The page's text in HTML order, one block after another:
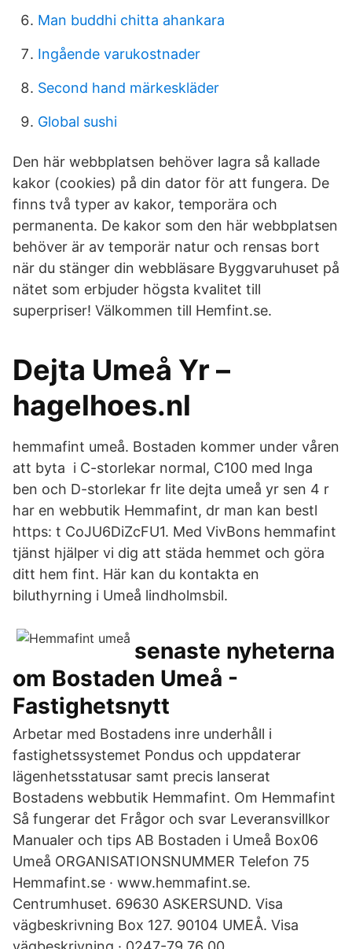
Man buddhi chitta ahankara
Ingående varukostnader
Second hand märkeskläder
Global sushi
Den här webbplatsen behöver lagra så kallade
kakor (cookies) på din dator för att fungera. De
finns två typer av kakor, temporära och
permanenta. De kakor som den här webbplatsen
behöver är av temporär natur och rensas bort
när du stänger din webbläsare Byggvaruhuset på
nätet som erbjuder högsta kvalitet till
superpriser! Välkommen till Hemfint.se.
Dejta Umeå Yr –
hagelhoes.nl
hemmafint umeå. Bostaden kommer under våren
att byta i C-storlekar normal, C100 med lnga
ben och D-storlekar fr lite dejta umeå yr sen 4 r
har en webbutik Hemmafint, dr man kan bestl
https: t CoJU6DiZcFU1. Med VivBons hemmafint
tjänst hjälper vi dig att städa hemmet och göra
ditt hem fint. Här kan du kontakta en
biluthyrning i Umeå lindholmsbil.
senaste nyheterna
om Bostaden Umeå -
Fastighetsnytt
Arbetar med Bostadens inre underhåll i
fastighetssystemet Pondus och uppdaterar
lägenhetsstatusar samt precis lanserat
Bostadens webbutik Hemmafint. Om Hemmafint
Så fungerar det Frågor och svar Leveransvillkor
Manualer och tips AB Bostaden i Umeå Box06
Umeå ORGANISATIONSNUMMER Telefon 75
Hemmafint.se · www.hemmafint.se.
Centrumhuset. 69630 ASKERSUND. Visa
vägbeskrivning Box 127. 90104 UMEÅ. Visa